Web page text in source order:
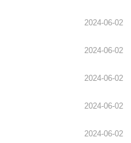
2024-06-02
2024-06-02
2024-06-02
2024-06-02
2024-06-02